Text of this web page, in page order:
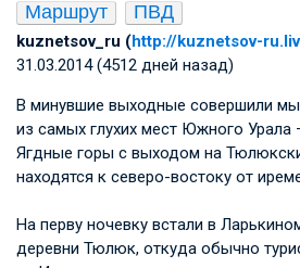
Маршрут
ПВД
kuznetsov_ru (http://kuznetsov-
31.03.2014 (4512 дней назад)
В минувшие выходные совершили мы
из самых глухих мест Южного Урала
Ягдные горы с выходом на
находятся к северо-востоку от
На перву ночевку встали в
деревни Тюлюк, откуда обычно